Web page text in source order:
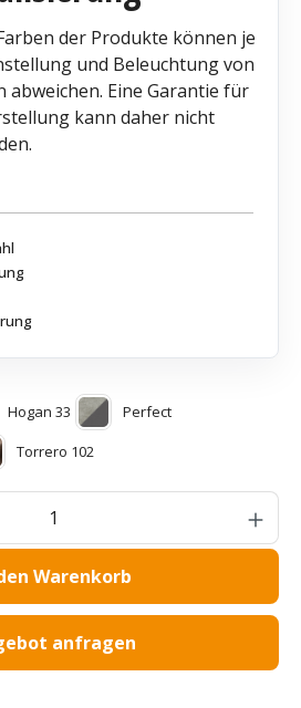
der Produkte können je
und Beleuchtung von
Eine Garantie für
kann daher nicht
Hogan 33
Perfect
Torrero 102
Gib den gewünschten
Warenkorb
anfragen